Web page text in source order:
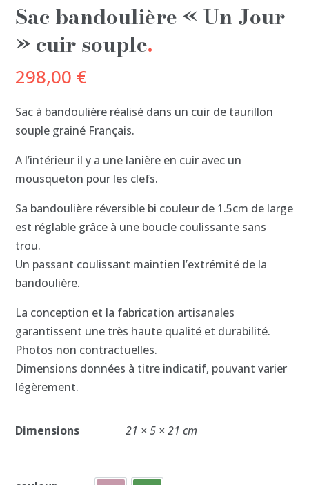
Sac bandoulière « Un Jour
» cuir souple
298,00 €
Sac à bandoulière réalisé dans un cuir de taurillon
souple grainé Français.
A l’intérieur il y a une lanière en cuir avec un
mousqueton pour les clefs.
Sa bandoulière réversible bi couleur de 1.5cm de large
est réglable grâce à une boucle coulissante sans
trou.
Un passant coulissant maintien l’extrémité de la
bandoulière.
La conception et la fabrication artisanales
garantissent une très haute qualité et durabilité.
Photos non contractuelles.
Dimensions données à titre indicatif, pouvant varier
légèrement.
Dimensions 21 × 5 × 21 cm